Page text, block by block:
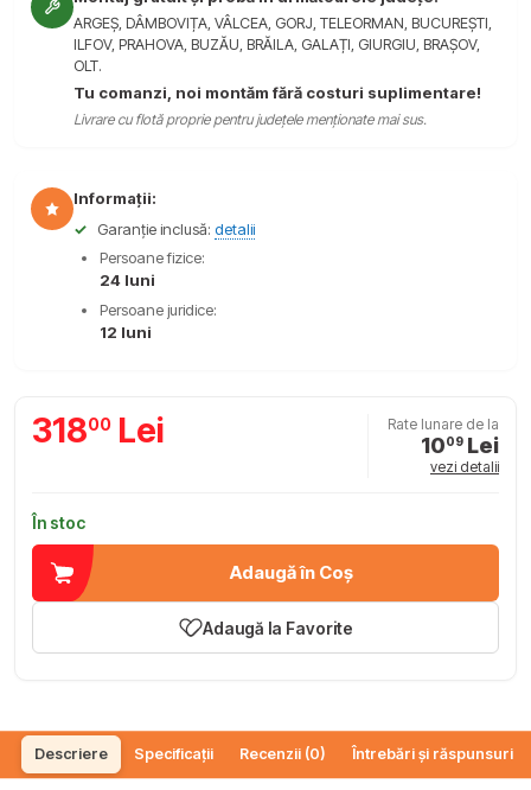
ARGEȘ, DÂMBOVIȚA, VÂLCEA, GORJ, TELEORMAN, BUCUREȘTI,
ILFOV, PRAHOVA, BUZĂU, BRĂILA, GALAȚI, GIURGIU, BRAȘOV,
OLT.
Tu comanzi, noi montăm fără costuri suplimentare!
Livrare cu flotă proprie pentru județele menționate mai sus.
Informații:
✓
Garanție inclusă: detalii
Persoane fizice:
24 luni
Persoane juridice:
12 luni
31800 Lei Rate lunare de la
1009 Lei
vezi detalii
În stoc
Adaugă în Coș
Adaugă la Favorite
Descriere Specificații Recenzii (0) Întrebări și răspunsuri